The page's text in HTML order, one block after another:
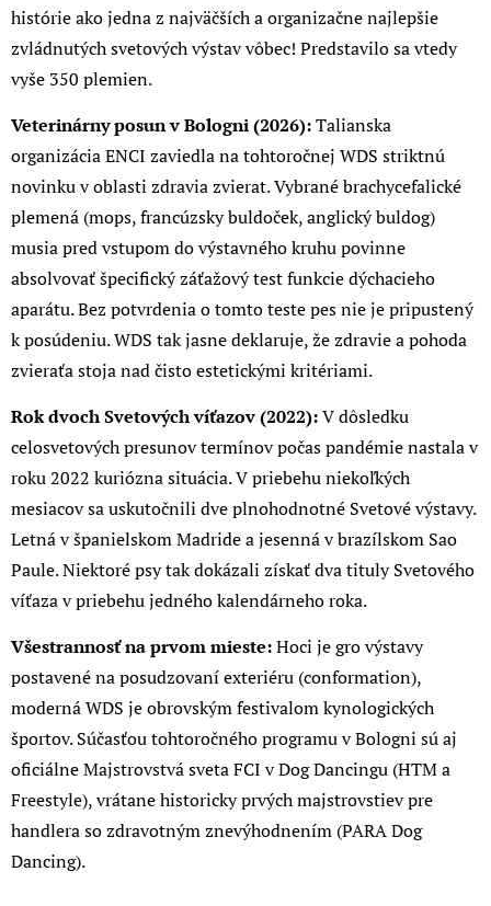
histórie ako jedna z najväčších a organizačne najlepšie
zvládnutých svetových výstav vôbec! Predstavilo sa vtedy
vyše 350 plemien.
Veterinárny posun v Bologni (2026):Talianska
organizácia ENCI zaviedla na tohtoročnej WDS striktnú
novinku v oblasti zdravia zvierat. Vybrané brachycefalické
plemená (mops, francúzsky buldoček, anglický buldog)
musia pred vstupom do výstavného kruhu povinne
absolvovať špecifický záťažový test funkcie dýchacieho
aparátu. Bez potvrdenia o tomto teste pes nie je pripustený
k posúdeniu. WDS tak jasne deklaruje, že zdravie a pohoda
zvieraťa stoja nad čisto estetickými kritériami.
Rok dvoch Svetových víťazov (2022):V dôsledku
celosvetových presunov termínov počas pandémie nastala v
roku 2022 kuriózna situácia. V priebehu niekoľkých
mesiacov sa uskutočnili dve plnohodnotné Svetové výstavy.
Letná v španielskom Madride a jesenná v brazílskom Sao
Paule. Niektoré psy tak dokázali získať dva tituly Svetového
víťaza v priebehu jedného kalendárneho roka.
Všestrannosť na prvom mieste:Hoci je gro výstavy
postavené na posudzovaní exteriéru (conformation),
moderná WDS je obrovským festivalom kynologických
športov. Súčasťou tohtoročného programu v Bologni sú aj
oficiálne Majstrovstvá sveta FCI v Dog Dancingu (HTM a
Freestyle), vrátane historicky prvých majstrovstiev pre
handlera so zdravotným znevýhodnením (PARA Dog
Dancing).